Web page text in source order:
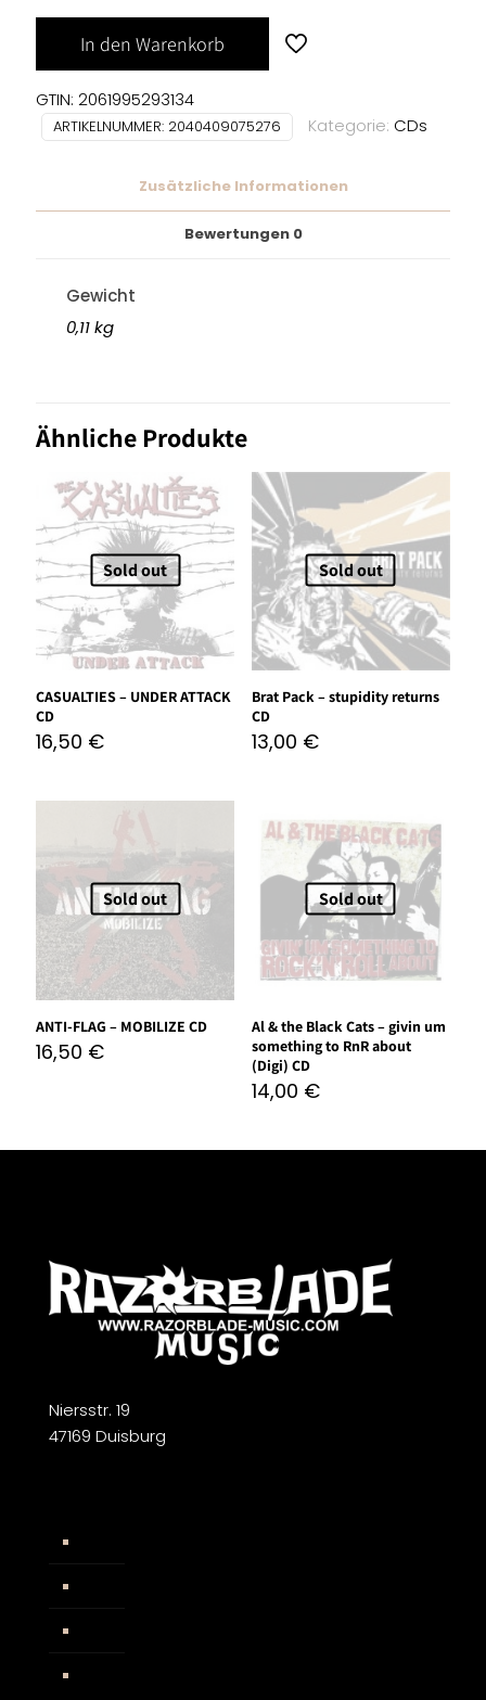
In den Warenkorb
GTIN: 2061995293134
ARTIKELNUMMER: 2040409075276 Kategorie: CDs
Zusätzliche Informationen
Bewertungen 0
Gewicht
0,11 kg
Ähnliche Produkte
Sold out
CASUALTIES – UNDER ATTACK
CD
16,50 €
Sold out
Brat Pack – stupidity returns
CD
13,00 €
Sold out
ANTI-FLAG – MOBILIZE CD
16,50 €
Sold out
Al & the Black Cats – givin um
something to RnR about
(Digi) CD
14,00 €
Niersstr. 19
47169 Duisburg